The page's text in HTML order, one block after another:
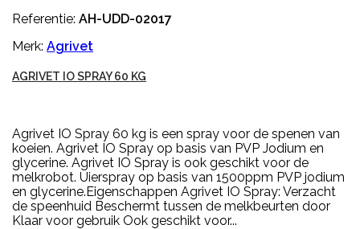
Referentie: AH-UDD-02017
Merk: Agrivet
AGRIVET IO SPRAY 60 KG
Agrivet IO Spray 60 kg is een spray voor de spenen van
koeien. Agrivet IO Spray op basis van PVP Jodium en
glycerine. Agrivet IO Spray is ook geschikt voor de
melkrobot. Uierspray op basis van 1500ppm PVP jodium
en glycerine.Eigenschappen Agrivet IO Spray: Verzacht
de speenhuid Beschermt tussen de melkbeurten door
Klaar voor gebruik Ook geschikt voor...